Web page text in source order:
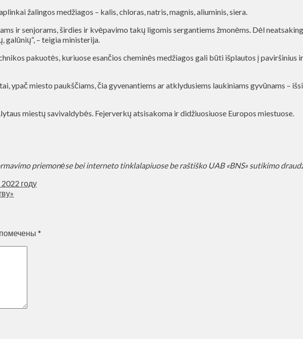
žalingos medžiagos – kalis, chloras, natris, magnis, aliuminis, siera.
ir senjorams, širdies ir kvėpavimo takų ligomis sergantiems žmonėms. Dėl
galūnių“, – teigia ministerija.
pakuotės, kuriuose esančios cheminės medžiagos gali būti išplautos į paviršinius
ypač miesto paukščiams, čia gyvenantiems ar atklydusiems laukiniams gyvūnams –
miestų savivaldybės. Fejerverkų atsisakoma ir didžiuosiuose Europos miestuose.
priemonėse bei interneto tinklalapiuose be raštiško UAB «BNS» sutikimo
году
*